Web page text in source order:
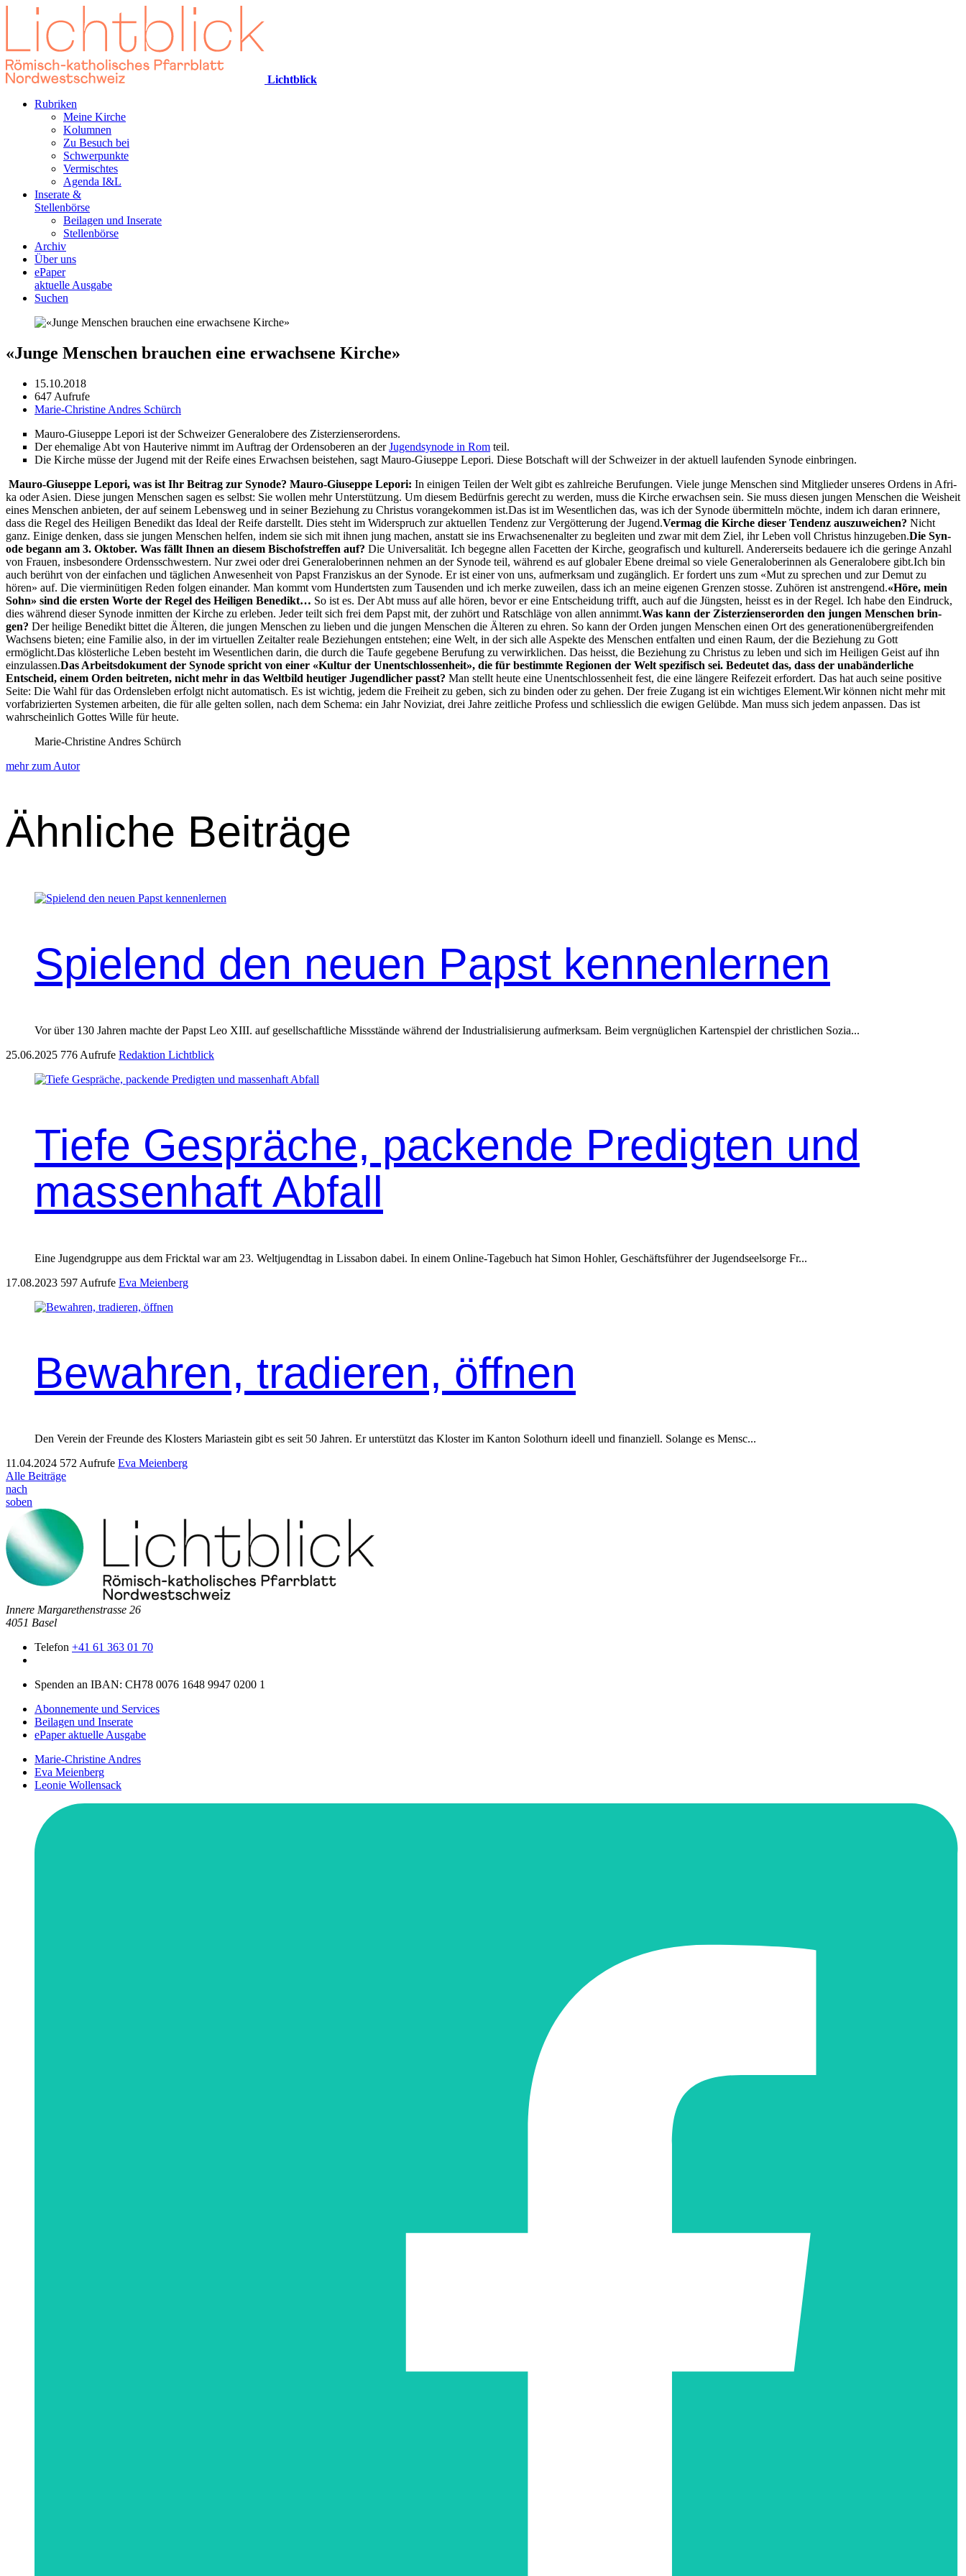
Lichtblick
Rubriken
Meine Kirche
Kolumnen
Zu Besuch bei
Schwerpunkte
Vermischtes
Agenda I&L
Inserate &
Stellenbörse
Beilagen und Inserate
Stellenbörse
Archiv
Über uns
ePaper
aktuelle Ausgabe
Suchen
«Junge Menschen brauchen eine erwachsene Kirche»
15.10.2018
647 Aufrufe
Marie-Christine Andres Schürch
Mau­ro-Giuseppe Lep­ori ist der Schweiz­er Gen­er­alobere des Zis­terzienseror­dens.
Der ehe­ma­lige Abt von Hau­terive nimmt im Auf­trag der Orden­soberen an derJugendsyn­ode in Rom teil.
Die Kirche müsse der Jugend mit der Reife eines Erwach­sen beis­te­hen, sagt Mau­ro-Giuseppe Lep­ori. Diese Botschaft will der Schweiz­er in der aktuell laufend­en Syn­ode ein­brin­gen.
Mau­ro-Giuseppe Lep­ori, was ist Ihr Beitrag zur Syn­ode? Mau­ro-Giuseppe Lep­ori: In eini­gen Teilen der Welt gibt es zahlre­iche Beru­fun­gen. Viele junge Men­schen sind Mit­glieder unseres Ordens in Afri­
ka oder Asien. Diese jun­gen Men­schen sagen es selb­st: Sie wollen mehr Unter­stützung. Um diesem Bedürf­nis gerecht zu wer­den, muss die Kirche erwach­sen sein. Sie muss diesen jun­gen Men­schen die Weisheit
eines Men­schen anbi­eten, der auf seinem Lebensweg und in sein­er Beziehung zu Chris­tus vor­angekom­men ist.Das ist im Wesentlichen das, was ich der Syn­ode über­mit­teln möchte, indem ich daran erin­nere,
dass die Regel des Heili­gen Benedikt das Ide­al der Reife darstellt. Dies ste­ht im Wider­spruch zur aktuellen Ten­denz zur Vergöt­terung der Jugend.Ver­mag die Kirche dieser Ten­denz auszuwe­ichen? Nicht
ganz. Einige denken, dass sie jun­gen Men­schen helfen, indem sie sich mit ihnen jung machen, anstatt sie ins Erwach­se­nenal­ter zu begleit­en und zwar mit dem Ziel, ihr Leben voll Chris­tus hinzugeben.Die Syn­
ode begann am 3. Okto­ber. Was fällt Ihnen an diesem Bischof­str­e­f­fen auf? Die Uni­ver­sal­ität. Ich begeg­ne allen Facetten der Kirche, geografisch und kul­turell. Ander­er­seits bedauere ich die geringe Anzahl
von Frauen, ins­beson­dere Ordenss­chwest­ern. Nur zwei oder drei Gen­er­aloberin­nen nehmen an der Syn­ode teil, während es auf glob­aler Ebene dreimal so viele Gen­er­aloberin­nen als Gen­er­alobere gibt.Ich bin
auch berührt von der ein­fachen und täglichen Anwe­sen­heit von Papst Franziskus an der Syn­ode. Er ist ein­er von uns, aufmerk­sam und zugänglich. Er fordert uns zum «Mut zu sprechen und zur Demut zu
hören» auf. Die vier­minüti­gen Reden fol­gen einan­der. Man kommt vom Hun­dert­sten zum Tausenden und ich merke zuweilen, dass ich an meine eige­nen Gren­zen stosse. Zuhören ist anstren­gend.«Höre, mein
Sohn» sind die ersten Worte der Regel des Heili­gen Benedikt… So ist es. Der Abt muss auf alle hören, bevor er eine Entschei­dung trifft, auch auf die Jüng­sten, heisst es in der Regel. Ich habe den Ein­druck,
dies während dieser Syn­ode inmit­ten der Kirche zu erleben. Jed­er teilt sich frei dem Papst mit, der zuhört und Ratschläge von allen annimmt.Was kann der Zis­terzienseror­den den jun­gen Men­schen brin­
gen? Der heilige Benedikt bit­tet die Älteren, die jun­gen Men­schen zu lieben und die jun­gen Men­schen die Älteren zu ehren. So kann der Orden jun­gen Men­schen einen Ort des gen­er­a­tio­nenüber­greifend­en
Wach­sens bieten; eine Fam­i­lie also, in der im virtuellen Zeital­ter reale Beziehun­gen entste­hen; eine Welt, in der sich alle Aspek­te des Men­schen ent­fal­ten und einen Raum, der die Beziehung zu Gott
ermöglicht.Das klöster­liche Leben beste­ht im Wesentlichen darin, die durch die Taufe gegebene Beru­fung zu ver­wirk­lichen. Das heisst, die Beziehung zu Chris­tus zu leben und sich im Heili­gen Geist auf ihn
einzu­lassen.Das Arbeits­doku­ment der Syn­ode spricht von ein­er «Kul­tur der Unentschlossen­heit», die für bes­timmte Regio­nen der Welt spez­i­fisch sei. Bedeutet das, dass der unabän­der­liche
Entscheid, einem Orden beitreten, nicht mehr in das Welt­bild heutiger Jugendlich­er passt? Man stellt heute eine Unentschlossen­heit fest, die eine län­gere Reifezeit erfordert. Das hat auch seine pos­i­tive
Seite: Die Wahl für das Ordensleben erfol­gt nicht automa­tisch. Es ist wichtig, jedem die Frei­heit zu geben, sich zu binden oder zu gehen. Der freie Zugang ist ein wichtiges Ele­ment.Wir kön­nen nicht mehr mit
vor­fab­rizierten Sys­te­men arbeit­en, die für alle gel­ten sollen, nach dem Schema: ein Jahr Noviziat, drei Jahre zeitliche Pro­fess und schliesslich die ewigen Gelübde. Man muss sich jedem anpassen. Das ist
wahrschein­lich Gottes Wille für heute.
Marie-Christine Andres Schürch
mehr zum Autor
Ähnliche Beiträge
Spielend den neuen Papst kennenlernen
Vor über 130 Jahren machte der Papst Leo XIII. auf gesellschaftliche Missstände während der Industrialisierung aufmerksam. Beim vergnüglichen Kartenspiel der christlichen Sozia...
25.06.2025 776 Aufrufe Redaktion Lichtblick
Tiefe Gespräche, packende Predigten und
massenhaft Abfall
Eine Jugend­gruppe aus dem Frick­tal war am 23. Weltju­gend­tag in Liss­abon dabei. In einem Online-Tage­buch hat Simon Hohler, Geschäfts­führer der Jugend­seel­sorge Fr...
17.08.2023 597 Aufrufe Eva Meienberg
Bewahren, tradieren, öffnen
Den Vere­in der Fre­unde des Klosters Mari­astein gibt es seit 50 Jahren. Er unter­stützt das Kloster im Kan­ton Solothurn ideell und finanziell. Solange es Men­sc...
11.04.2024 572 Aufrufe Eva Meienberg
Alle Beiträge
nach
soben
Innere Mar­garethen­strasse 26
4051 Basel
Telefon +41 61 363 01 70
Spenden an IBAN: CH78 0076 1648 9947 0200 1
Abonnemente und Services
Beilagen und Inserate
ePaper aktuelle Ausgabe
Marie-Christine Andres
Eva Meienberg
Leonie Wollensack